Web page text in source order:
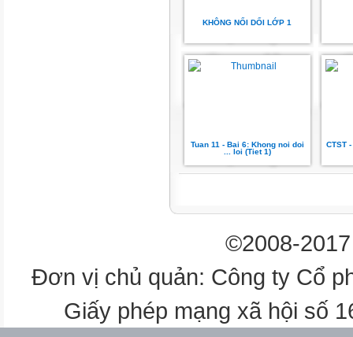
KHÔNG NỐI DỐI LỚP 1
Tuan 11 - Bai 6: Khong noi doi
... loi (Tiet 1)
CTST
©2008-
Đơn vị chủ quản: Công ty Cổ
Giấy phép mạng xã hội số